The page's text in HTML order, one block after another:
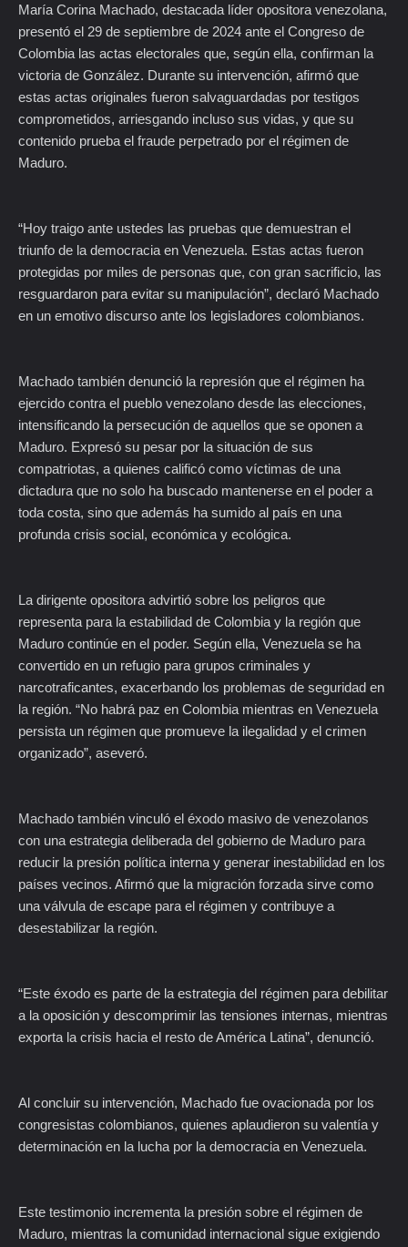
María Corina Machado, destacada líder opositora venezolana,
presentó el 29 de septiembre de 2024 ante el Congreso de
Colombia las actas electorales que, según ella, confirman la
victoria de González. Durante su intervención, afirmó que
estas actas originales fueron salvaguardadas por testigos
comprometidos, arriesgando incluso sus vidas, y que su
contenido prueba el fraude perpetrado por el régimen de
Maduro.
“Hoy traigo ante ustedes las pruebas que demuestran el
triunfo de la democracia en Venezuela. Estas actas fueron
protegidas por miles de personas que, con gran sacrificio, las
resguardaron para evitar su manipulación”, declaró Machado
en un emotivo discurso ante los legisladores colombianos.
Machado también denunció la represión que el régimen ha
ejercido contra el pueblo venezolano desde las elecciones,
intensificando la persecución de aquellos que se oponen a
Maduro. Expresó su pesar por la situación de sus
compatriotas, a quienes calificó como víctimas de una
dictadura que no solo ha buscado mantenerse en el poder a
toda costa, sino que además ha sumido al país en una
profunda crisis social, económica y ecológica.
La dirigente opositora advirtió sobre los peligros que
representa para la estabilidad de Colombia y la región que
Maduro continúe en el poder. Según ella, Venezuela se ha
convertido en un refugio para grupos criminales y
narcotraficantes, exacerbando los problemas de seguridad en
la región. “No habrá paz en Colombia mientras en Venezuela
persista un régimen que promueve la ilegalidad y el crimen
organizado”, aseveró.
Machado también vinculó el éxodo masivo de venezolanos
con una estrategia deliberada del gobierno de Maduro para
reducir la presión política interna y generar inestabilidad en los
países vecinos. Afirmó que la migración forzada sirve como
una válvula de escape para el régimen y contribuye a
desestabilizar la región.
“Este éxodo es parte de la estrategia del régimen para debilitar
a la oposición y descomprimir las tensiones internas, mientras
exporta la crisis hacia el resto de América Latina”, denunció.
Al concluir su intervención, Machado fue ovacionada por los
congresistas colombianos, quienes aplaudieron su valentía y
determinación en la lucha por la democracia en Venezuela.
Este testimonio incrementa la presión sobre el régimen de
Maduro, mientras la comunidad internacional sigue exigiendo